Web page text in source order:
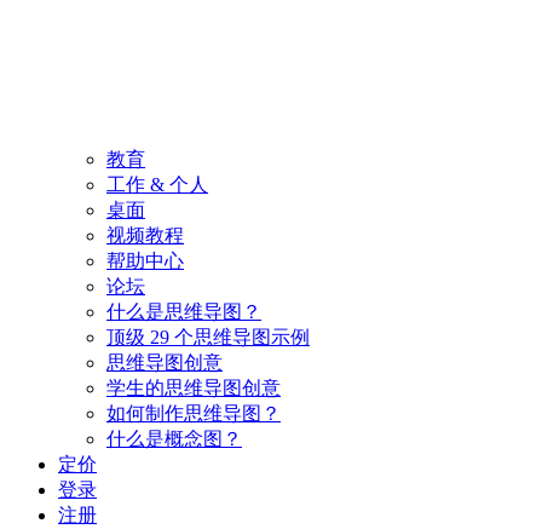
教育
工作 & 个人
桌面
视频教程
帮助中心
论坛
什么是思维导图？
顶级 29 个思维导图示例
思维导图创意
学生的思维导图创意
如何制作思维导图？
什么是概念图？
定价
登录
注册